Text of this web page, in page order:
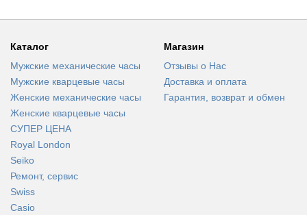
Каталог
Мужские механические часы
Мужские кварцевые часы
Женские механические часы
Женские кварцевые часы
СУПЕР ЦЕНА
Royal London
Seiko
Ремонт, сервис
Swiss
Casio
Магазин
Отзывы о Нас
Доставка и оплата
Гарантия, возврат и обмен